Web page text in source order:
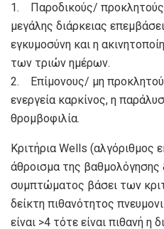
1. Παροδικούς/ προκλητούς:
μεγάλης διάρκειας
εγκυμοσύνη και η
των τριών ημέρων.
2. Επίμονους/ μη
ενεργεία καρκίνος, η
θρομβοφιλία.
Κριτήρια Wells (αλγόριθμος
άθροισμα της βαθμολόγησης
συμπτώματος βάσει των
δείκτη πιθανότητος
είναι >4 τότε είναι πιθανή η